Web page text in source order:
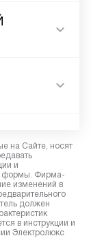
на Сайте, носят
и
формы. Фирма-
изменений в
должен
в инструкции и
Электролюкс